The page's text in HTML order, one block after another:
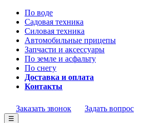
По воде
Садовая техника
Силовая техника
Автомобильные прицепы
Запчасти и аксессуары
По земле и асфальту
По снегу
Доставка и оплата
Контакты
Заказать звонок Задать вопрос
☰